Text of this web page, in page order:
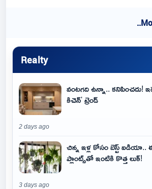
Realty
వంటగది ఉన్నా.. కనిపించదు!
కిచెన్' ట్రెండ్
2 days ago
చిన్న ఇళ్ల కోసం బెస్ట్
ప్లాంట్స్‌తో ఇంటికి కొత్త లుక్!
3 days ago